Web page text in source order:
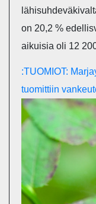
on 20,2 %
aikuisia oli 12
:TUOMIOT:
tuomittiin